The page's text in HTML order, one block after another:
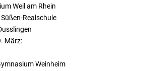
Weil am Rhein
Realschule
März:
Weinheim